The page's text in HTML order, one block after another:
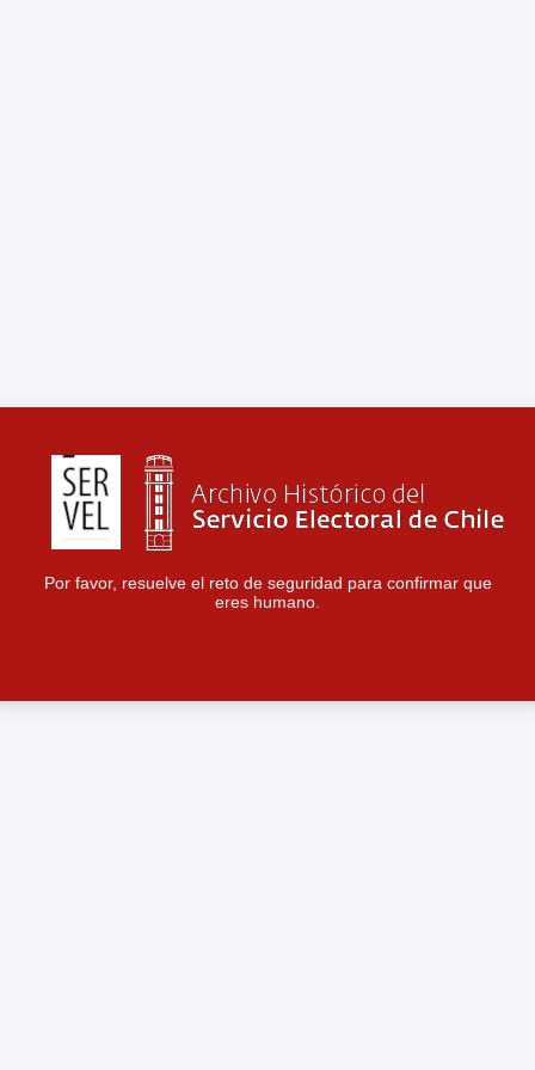
Por favor, resuelve el reto de seguridad para confirmar que
eres humano.